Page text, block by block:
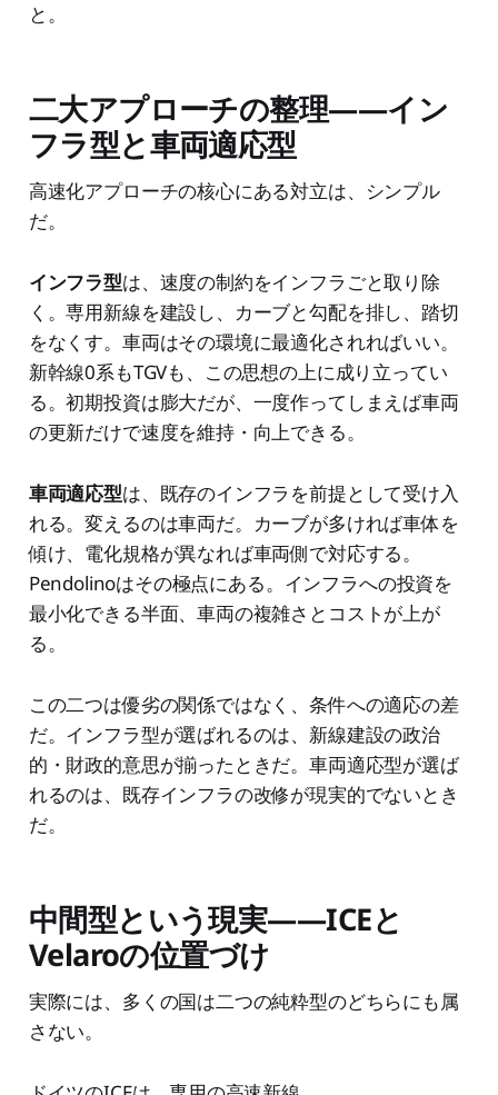
と。
二大アプローチの整理——イン
フラ型と車両適応型
高速化アプローチの核心にある対立は、シンプル
だ。
インフラ型は、速度の制約をインフラごと取り除
く。専用新線を建設し、カーブと勾配を排し、踏切
をなくす。車両はその環境に最適化されればいい。
新幹線0系もTGVも、この思想の上に成り立ってい
る。初期投資は膨大だが、一度作ってしまえば車両
の更新だけで速度を維持・向上できる。
車両適応型は、既存のインフラを前提として受け入
れる。変えるのは車両だ。カーブが多ければ車体を
傾け、電化規格が異なれば車両側で対応する。
Pendolinoはその極点にある。インフラへの投資を
最小化できる半面、車両の複雑さとコストが上が
る。
この二つは優劣の関係ではなく、条件への適応の差
だ。インフラ型が選ばれるのは、新線建設の政治
的・財政的意思が揃ったときだ。車両適応型が選ば
れるのは、既存インフラの改修が現実的でないとき
だ。
中間型という現実——ICEと
Velaroの位置づけ
実際には、多くの国は二つの純粋型のどちらにも属
さない。